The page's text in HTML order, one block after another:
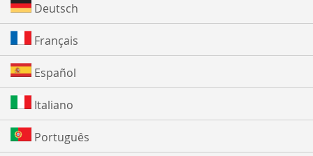
Deutsch
Français
Español
Italiano
Português